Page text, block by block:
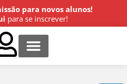
para novos alunos!
para se inscrever!